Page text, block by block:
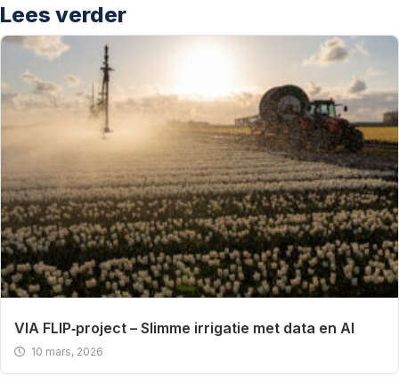
Lees verder
VIA FLIP‑project – Slimme irrigatie met data en AI
10 mars, 2026